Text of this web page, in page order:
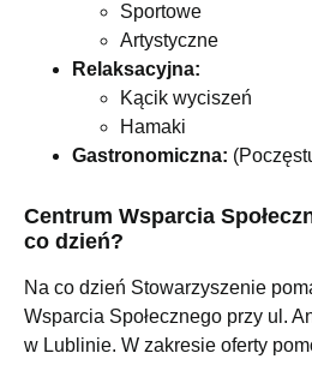
Sportowe
Artystyczne
Relaksacyjna:
Kącik wyciszeń
Hamaki
Gastronomiczna:
Centrum Wsparcia
co dzień?
Na co dzień Stowarzyszenie
Wsparcia Społecznego przy ul.
w Lublinie. W zakresie oferty